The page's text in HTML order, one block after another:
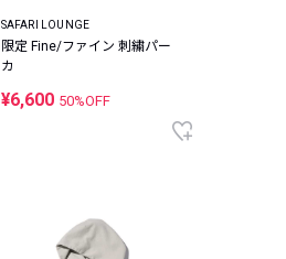
SAFARI LOUNGE
限定 Fine/ファイン 刺繍パー
カ
¥6,600 50%OFF